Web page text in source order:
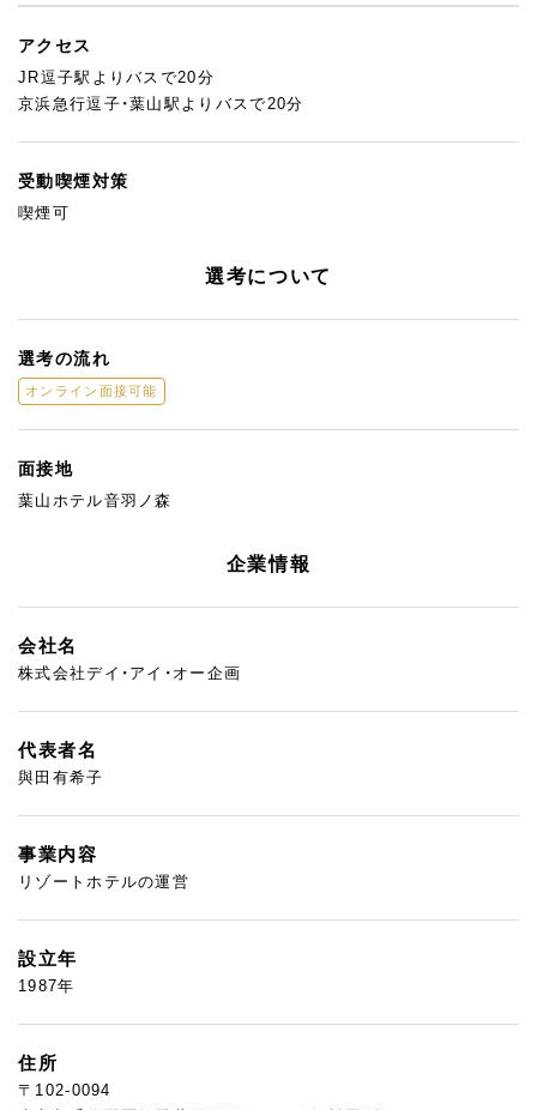
アクセス
JR逗子駅よりバスで20分
京浜急行逗子・葉山駅よりバスで20分
受動喫煙対策
喫煙可
選考について
選考の流れ
オンライン面接可能
面接地
葉山ホテル音羽ノ森
企業情報
会社名
株式会社デイ・アイ・オー企画
代表者名
與田有希子
事業内容
リゾートホテルの運営
設立年
1987年
住所
〒102-0094